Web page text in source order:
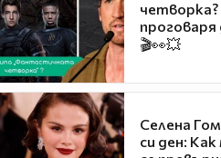
🎬👀💥
Селена
си ден: